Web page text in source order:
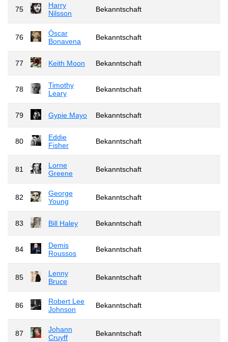
75
Harry
Nilsson
Bekanntschaft
76
Óscar
Bonavena
Bekanntschaft
77 Keith Moon Bekanntschaft
78
Timothy
Leary
Bekanntschaft
79 Gypie Mayo Bekanntschaft
80
Eddie
Fisher
Bekanntschaft
81
Lorne
Greene
Bekanntschaft
82
George
Young
Bekanntschaft
83 Bill Haley Bekanntschaft
84
Demis
Roussos
Bekanntschaft
85
Lenny
Bruce
Bekanntschaft
86
Robert Lee
Johnson
Bekanntschaft
87
Johann
Cruyff
Bekanntschaft